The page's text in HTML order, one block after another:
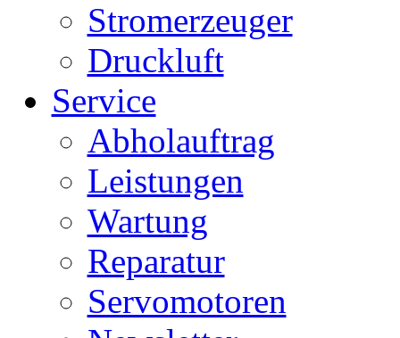
Stromerzeuger
Druckluft
Service
Abholauftrag
Leistungen
Wartung
Reparatur
Servomotoren